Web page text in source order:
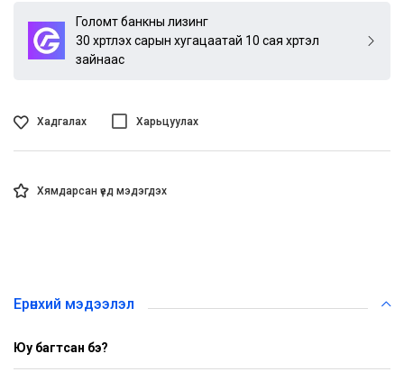
Голомт банкны лизинг
30 хүртлэх сарын хугацаатай 10 сая хүртэл
зайнаас
Хадгалах Харьцуулах
Хямдарсан үед мэдэгдэх
Ерөнхий мэдээлэл
Юу багтсан бэ?